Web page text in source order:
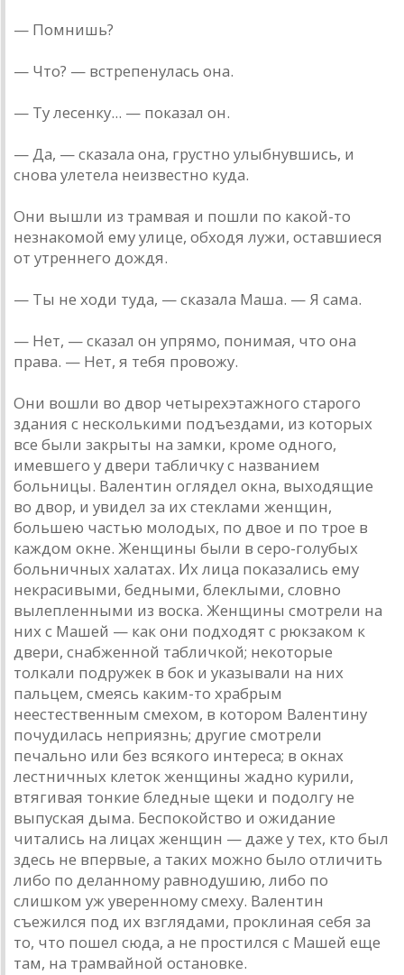
— Помнишь?
— Что? — встрепенулась она.
— Ту лесенку... — показал он.
— Да, — сказала она, грустно улыбнувшись, и
снова улетела неизвестно куда.
Они вышли из трамвая и пошли по какой-то
незнакомой ему улице, обходя лужи, оставшиеся
от утреннего дождя.
— Ты не ходи туда, — сказала Маша. — Я сама.
— Нет, — сказал он упрямо, понимая, что она
права. — Нет, я тебя провожу.
Они вошли во двор четырехэтажного старого
здания с несколькими подъездами, из которых
все были закрыты на замки, кроме одного,
имевшего у двери табличку с названием
больницы. Валентин оглядел окна, выходящие
во двор, и увидел за их стеклами женщин,
большею частью молодых, по двое и по трое в
каждом окне. Женщины были в серо-голубых
больничных халатах. Их лица показались ему
некрасивыми, бедными, блеклыми, словно
вылепленными из воска. Женщины смотрели на
них с Машей — как они подходят с рюкзаком к
двери, снабженной табличкой; некоторые
толкали подружек в бок и указывали на них
пальцем, смеясь каким-то храбрым
неестественным смехом, в котором Валентину
почудилась неприязнь; другие смотрели
печально или без всякого интереса; в окнах
лестничных клеток женщины жадно курили,
втягивая тонкие бледные щеки и подолгу не
выпуская дыма. Беспокойство и ожидание
читались на лицах женщин — даже у тех, кто был
здесь не впервые, а таких можно было отличить
либо по деланному равнодушию, либо по
слишком уж уверенному смеху. Валентин
съежился под их взглядами, проклиная себя за
то, что пошел сюда, а не простился с Машей еще
там, на трамвайной остановке.